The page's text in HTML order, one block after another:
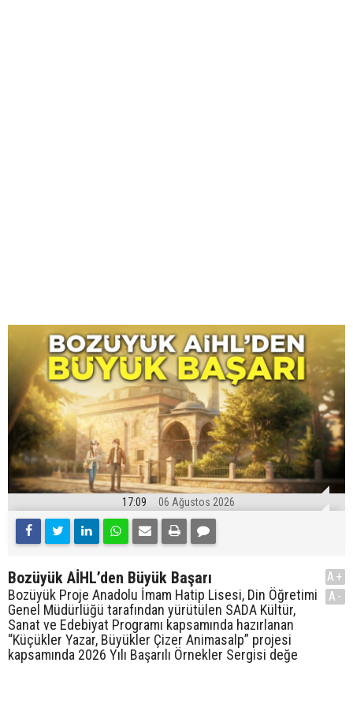
17:09 06 Ağustos 2026
Bozüyük AİHL’den Büyük Başarı
Bozüyük Proje Anadolu İmam Hatip Lisesi, Din Öğretimi
Genel Müdürlüğü tarafından yürütülen SADA Kültür,
Sanat ve Edebiyat Programı kapsamında hazırlanan
“Küçükler Yazar, Büyükler Çizer Animasalp” projesi
kapsamında 2026 Yılı Başarılı Örnekler Sergisi değe
A+
A-